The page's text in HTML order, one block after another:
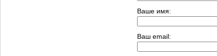
Ваше имя:
Ваш email: